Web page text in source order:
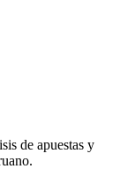
de apuestas y